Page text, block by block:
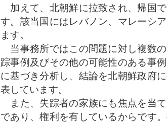
加えて、北朝鮮に拉致され、帰国
す。該当国にはレバノン、マレーシ
ます。
当事務所ではこの問題に対し複数
踪事例及びその他の可能性のある事
に基づき分析し、結論を北朝鮮政府
表しています。
また、失踪者の家族にも焦点を当
であり、権利を有しているからです